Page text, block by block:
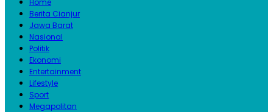
Home
Berita Cianjur
Jawa Barat
Nasional
Politik
Ekonomi
Entertainment
Lifestyle
Sport
Megapolitan